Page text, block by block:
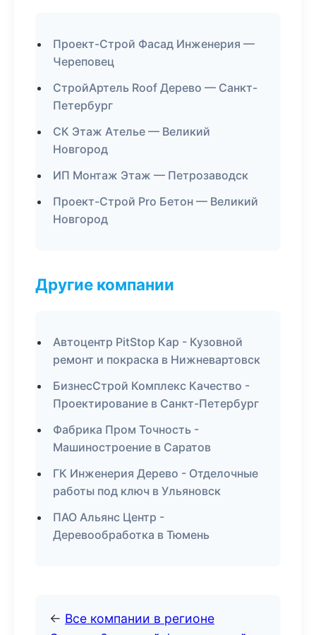
Проект-Строй Фасад Инженерия —
Череповец
СтройАртель Roof Дерево — Санкт-
Петербург
СК Этаж Ателье — Великий
Новгород
ИП Монтаж Этаж — Петрозаводск
Проект-Строй Pro Бетон — Великий
Новгород
Другие компании
Автоцентр PitStop Кар - Кузовной
ремонт и покраска в Нижневартовск
БизнесСтрой Комплекс Качество -
Проектирование в Санкт-Петербург
Фабрика Пром Точность -
Машиностроение в Саратов
ГК Инженерия Дерево - Отделочные
работы под ключ в Ульяновск
ПАО Альянс Центр -
Деревообработка в Тюмень
← Все компании в регионе